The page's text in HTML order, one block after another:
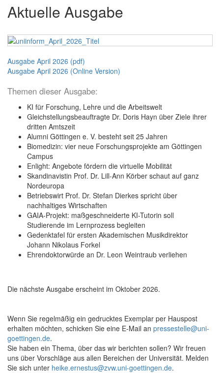
Aktuelle Ausgabe
Ausgabe April 2026 (pdf)
Ausgabe April 2026 (Online Version)
Themen dieser Ausgabe:
KI für Forschung, Lehre und die Arbeitswelt
Gleichstellungsbeauftragte Dr. Doris Hayn über Ziele ihrer
dritten Amtszeit
Alumni Göttingen e. V. besteht seit 25 Jahren
Biomedizin: vier neue Forschungsprojekte am Göttingen
Campus
Enlight: Angebote fördern die virtuelle Mobilität
Skandinavistin Prof. Dr. Lill-Ann Körber schaut auf ganz
Nordeuropa
Betriebswirt Prof. Dr. Stefan Dierkes spricht über
nachhaltiges Wirtschaften
GAIA-Projekt: maßgeschneiderte KI-Tutorin soll
Studierende im Lernprozess begleiten
Gedenktafel für ersten Akademischen Musikdirektor
Johann Nikolaus Forkel
Ehrendoktorwürde an Dr. Leon Weintraub verliehen
Die nächste Ausgabe erscheint im Oktober 2026.
Wenn Sie regelmäßig ein gedrucktes Exemplar per Hauspost
erhalten möchten, schicken Sie eine E-Mail an pressestelle@uni-
goettingen.de.
Sie haben ein Thema, über das wir berichten sollen? Wir freuen
uns über Vorschläge aus allen Bereichen der Universität. Melden
Sie sich unter heike.ernestus@zvw.uni-goettingen.de.